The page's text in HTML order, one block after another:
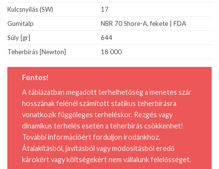
Kulcsnyílás (SW)
17
Gumitalp
NBR 70 Shore-A, fekete | FDA
Súly [gr]
644
Teherbírás [Newton]
18 000
Fontos!
A táblázatban megadott terhelhetőség a menetes szár
hosszának felénél számított statikus teherbírásra
vonatkozik függőleges terheléskor. Rezgés vagy
dinamikus terhelés esetén a teherbírás csökkenhet!
További információért forduljon irodánkhoz.
Átalakításból, javításból vagy módosításból eredő
károkért vagy költségekért nem vállalunk felelősséget.